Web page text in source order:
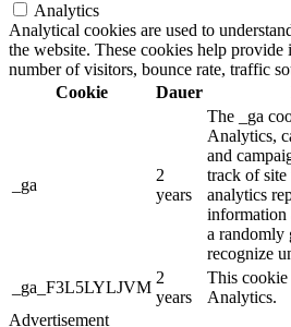
Analytics
Analytical cookies are used to
the website. These cookies help
number of visitors, bounce rate, traffic
Cookie
Dauer
_ga
2
years
The _ga
Analytics,
and
track of site
analytics
information
a randomly
recognize
_ga_F3L5LYLJVM
2
years
This
Analytics.
Advertisement